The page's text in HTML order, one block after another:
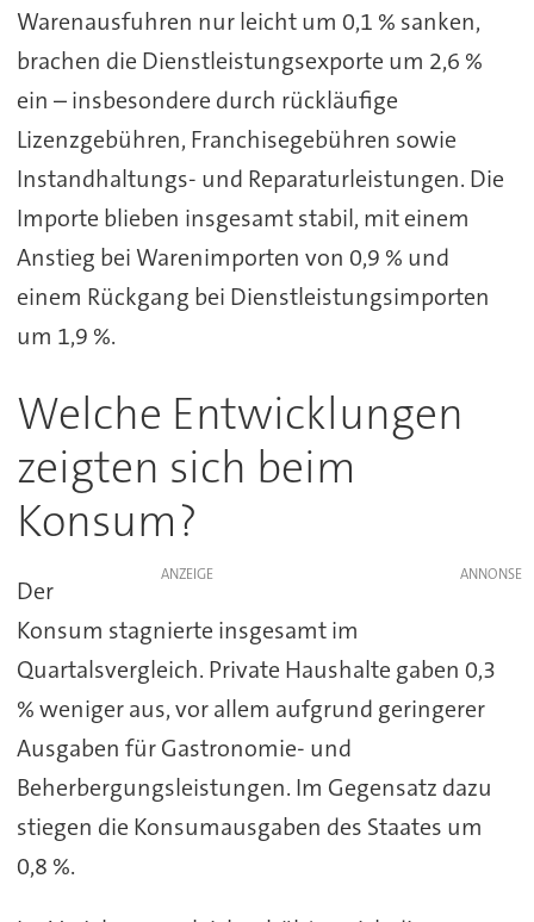
Warenausfuhren nur leicht um 0,1 % sanken,
brachen die Dienstleistungsexporte um 2,6 %
ein – insbesondere durch rückläufige
Lizenzgebühren, Franchisegebühren sowie
Instandhaltungs- und Reparaturleistungen. Die
Importe blieben insgesamt stabil, mit einem
Anstieg bei Warenimporten von 0,9 % und
einem Rückgang bei Dienstleistungsimporten
um 1,9 %.
Welche Entwicklungen
zeigten sich beim
Konsum?
ANZEIGE
Der
Konsum stagnierte insgesamt im
Quartalsvergleich. Private Haushalte gaben 0,3
% weniger aus, vor allem aufgrund geringerer
Ausgaben für Gastronomie- und
Beherbergungsleistungen. Im Gegensatz dazu
stiegen die Konsumausgaben des Staates um
0,8 %.